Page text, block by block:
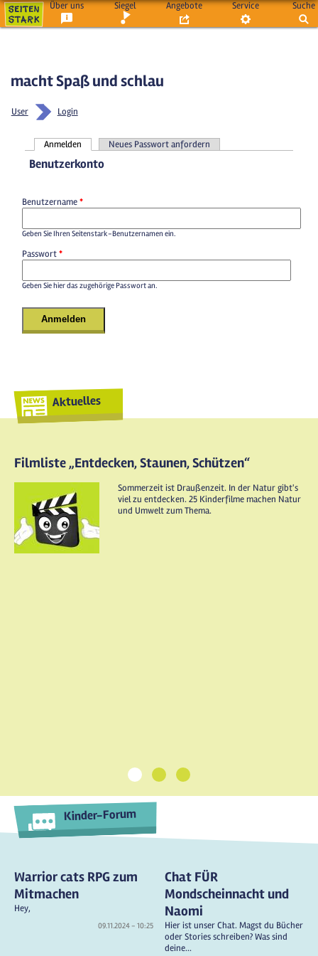
Über uns Siegel Angebote Service Suche
macht Spaß und schlau
User Login
Haupt-Reiter
Anmelden Neues Passwort anfordern
Benutzerkonto
Benutzername*
Geben Sie Ihren Seitenstark-Benutzernamen ein.
Passwort*
Geben Sie hier das zugehörige Passwort an.
Aktuelles
Filmliste „Entdecken, Staunen, Schützen“
Sommerzeit ist Draußenzeit. In der Natur gibt's
viel zu entdecken. 25 Kinderfilme machen Natur
und Umwelt zum Thema.
1 2 3
Kinder-Forum
Warrior cats RPG zum
Mitmachen
Hey,
09.11.2024 - 10:25
Chat FÜR
Mondscheinnacht und
Naomi
Hier ist unser Chat. Magst du Bücher
oder Stories schreiben? Was sind
deine...